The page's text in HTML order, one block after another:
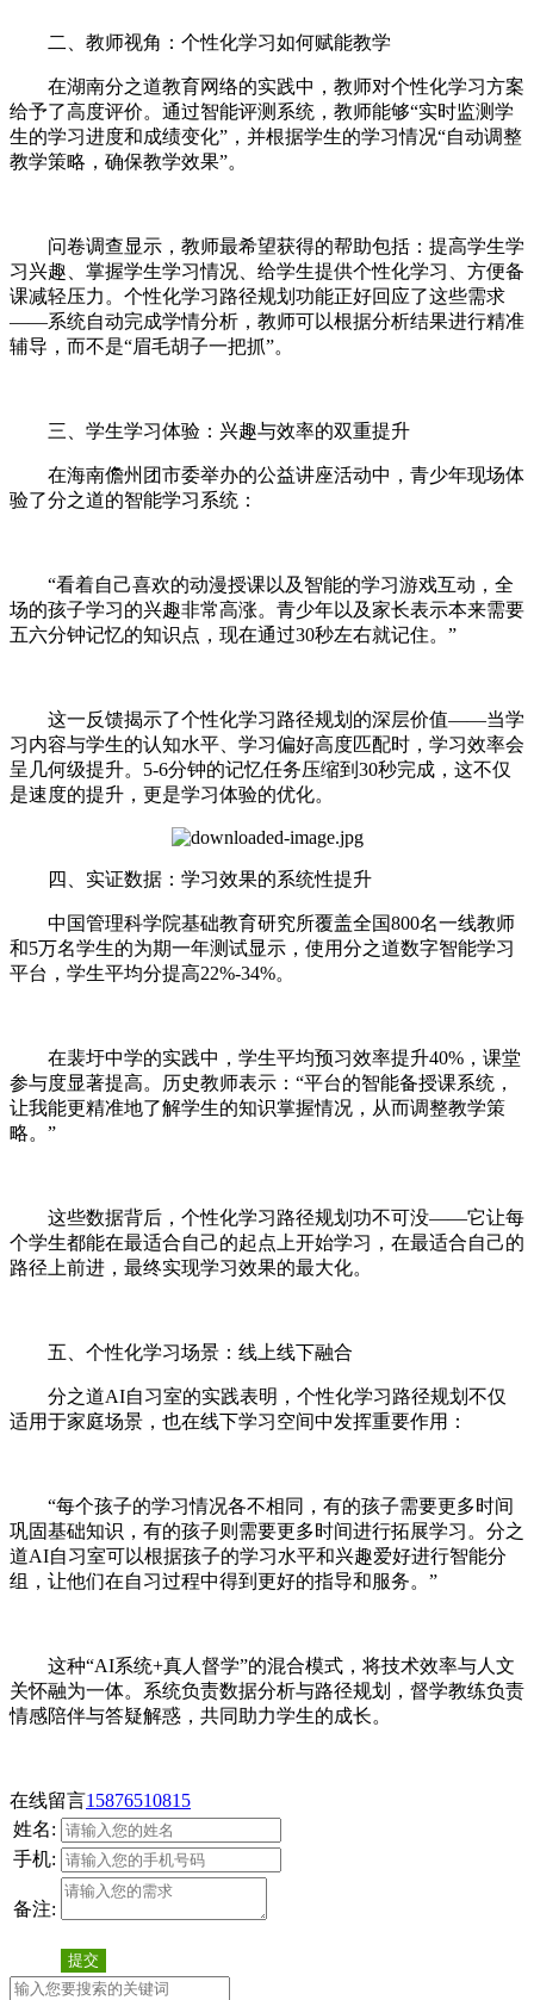
二、教师视角：个性化学习如何赋能教学
在湖南分之道教育网络的实践中，教师对个性化学习方案
给予了高度评价。通过智能评测系统，教师能够“实时监测学
生的学习进度和成绩变化”，并根据学生的学习情况“自动调整
教学策略，确保教学效果”。
问卷调查显示，教师最希望获得的帮助包括：提高学生学
习兴趣、掌握学生学习情况、给学生提供个性化学习、方便备
课减轻压力。个性化学习路径规划功能正好回应了这些需求
——系统自动完成学情分析，教师可以根据分析结果进行精准
辅导，而不是“眉毛胡子一把抓”。
三、学生学习体验：兴趣与效率的双重提升
在海南儋州团市委举办的公益讲座活动中，青少年现场体
验了分之道的智能学习系统：
“看着自己喜欢的动漫授课以及智能的学习游戏互动，全
场的孩子学习的兴趣非常高涨。青少年以及家长表示本来需要
五六分钟记忆的知识点，现在通过30秒左右就记住。”
这一反馈揭示了个性化学习路径规划的深层价值——当学
习内容与学生的认知水平、学习偏好高度匹配时，学习效率会
呈几何级提升。5-6分钟的记忆任务压缩到30秒完成，这不仅
是速度的提升，更是学习体验的优化。
四、实证数据：学习效果的系统性提升
中国管理科学院基础教育研究所覆盖全国800名一线教师
和5万名学生的为期一年测试显示，使用分之道数字智能学习
平台，学生平均分提高22%-34%。
在裴圩中学的实践中，学生平均预习效率提升40%，课堂
参与度显著提高。历史教师表示：“平台的智能备授课系统，
让我能更精准地了解学生的知识掌握情况，从而调整教学策
略。”
这些数据背后，个性化学习路径规划功不可没——它让每
个学生都能在最适合自己的起点上开始学习，在最适合自己的
路径上前进，最终实现学习效果的最大化。
五、个性化学习场景：线上线下融合
分之道AI自习室的实践表明，个性化学习路径规划不仅
适用于家庭场景，也在线下学习空间中发挥重要作用：
“每个孩子的学习情况各不相同，有的孩子需要更多时间
巩固基础知识，有的孩子则需要更多时间进行拓展学习。分之
道AI自习室可以根据孩子的学习水平和兴趣爱好进行智能分
组，让他们在自习过程中得到更好的指导和服务。”
这种“AI系统+真人督学”的混合模式，将技术效率与人文
关怀融为一体。系统负责数据分析与路径规划，督学教练负责
情感陪伴与答疑解惑，共同助力学生的成长。
在线留言15876510815
姓名:
手机:
备注:
提交